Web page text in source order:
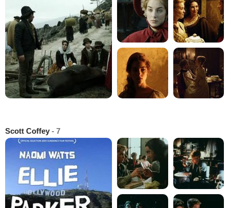
Scott Coffey - 7